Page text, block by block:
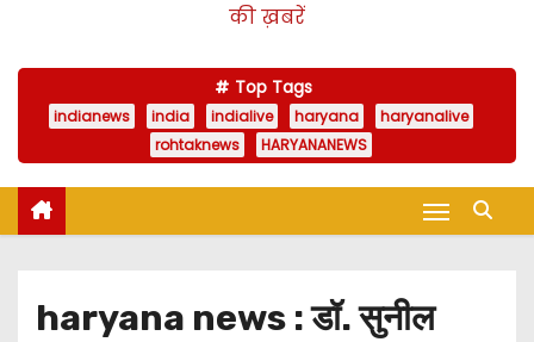
की ख़बरें
Top Tags
indianews india indialive haryana
haryanalive
rohtaknews
HARYANANEWS
haryana news : डॉ. सुनील